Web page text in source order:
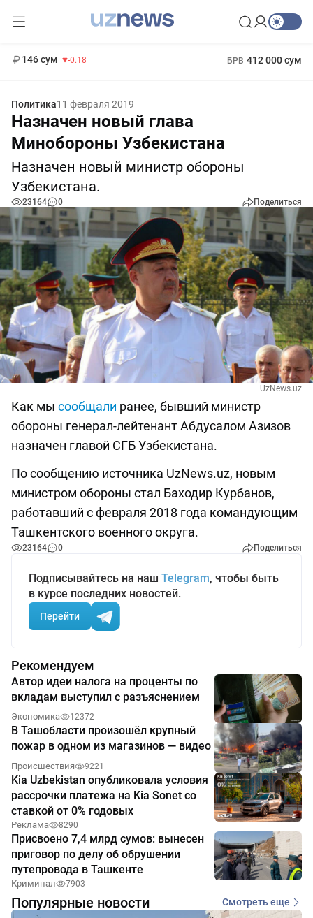
146 сум -0.18 БРВ 412 000 сум
Политика11 февраля 2019
Назначен новый глава
Минобороны Узбекистана
Назначен новый министр обороны
Узбекистана.
23164 0 Поделиться
UzNews.uz
Как мы сообщали ранее, бывший министр
обороны генерал-лейтенант Абдусалом Азизов
назначен главой СГБ Узбекистана.
По сообщению источника UzNews.uz, новым
министром обороны стал Баходир Курбанов,
работавший с февраля 2018 года командующим
Ташкентского военного округа.
23164 0 Поделиться
Подписывайтесь на наш Telegram, чтобы быть
в курсе последних новостей.
Перейти
Рекомендуем
Автор идеи налога на проценты по
вкладам выступил с разъяснением
Экономика 12372
В Ташобласти произошёл крупный
пожар в одном из магазинов — видео
Происшествия 9221
Kia Uzbekistan опубликовала условия
рассрочки платежа на Kia Sonet со
ставкой от 0% годовых
Реклама 8290
Присвоено 7,4 млрд сумов: вынесен
приговор по делу об обрушении
путепровода в Ташкенте
Криминал 7903
Популярные новости Смотреть еще